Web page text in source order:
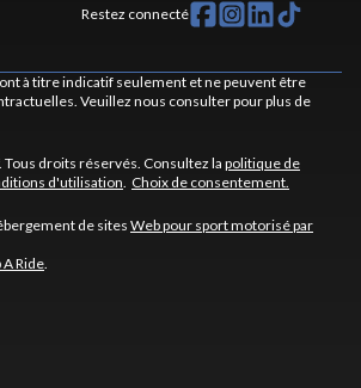
Restez connecté
à titre indicatif seulement et ne peuvent être
Veuillez nous consulter pour plus de
droits réservés. Consultez la politique de
d'utilisation Choix de consentement.
de sitesWeb pour sport motorisé par
A Ride